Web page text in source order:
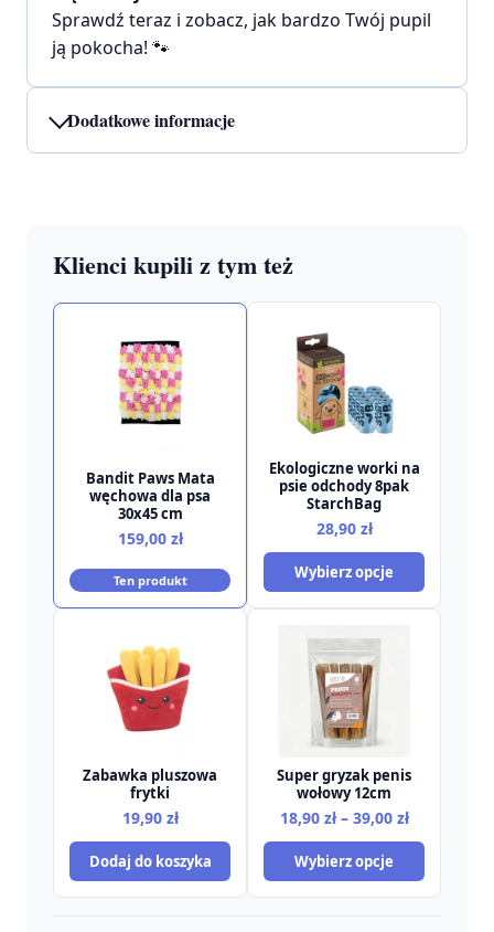
Sprawdź teraz i zobacz, jak bardzo Twój pupil
ją pokocha! 🐾
Dodatkowe informacje
Klienci kupili z tym też
Bandit Paws Mata
węchowa dla psa
30x45 cm
159,00 zł
Ten produkt
Ekologiczne worki na
psie odchody 8pak
StarchBag
28,90 zł
Wybierz opcje
Zabawka pluszowa
frytki
19,90 zł
Dodaj do koszyka
Super gryzak penis
wołowy 12cm
18,90 zł – 39,00 złZakres
cen:
18,90 zł
Wybierz opcje